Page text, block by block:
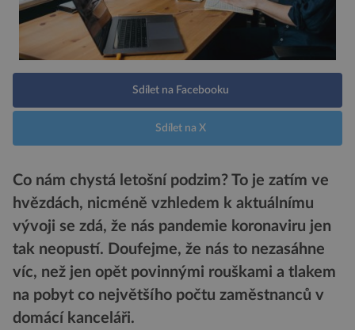
Sdílet na Facebooku
Sdílet na X
Co nám chystá letošní podzim? To je zatím ve
hvězdách, nicméně vzhledem k aktuálnímu
vývoji se zdá, že nás pandemie koronaviru jen
tak neopustí. Doufejme, že nás to nezasáhne
víc, než jen opět povinnými rouškami a tlakem
na pobyt co největšího počtu zaměstnanců v
domácí kanceláři.